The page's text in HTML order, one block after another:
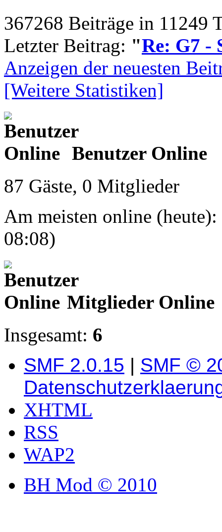
367268 Beiträge in 11249
Letzter Beitrag: "Re: G7 -
Anzeigen der neuesten
[Weitere Statistiken]
Benutzer Online
87 Gäste, 0 Mitglieder
Am meisten online (heute):
08:08)
Mitglieder Online
Insgesamt: 6
SMF 2.0.15 | SMF ©
XHTML
RSS
WAP2
BH Mod © 2010